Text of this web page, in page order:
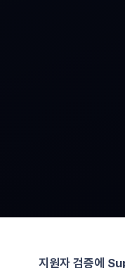
지원자 검증에